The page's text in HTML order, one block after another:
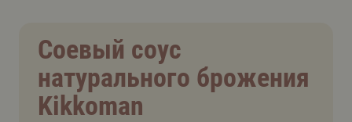
Соевый соус
натурального брожения
Kikkoman